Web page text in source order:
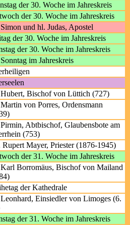
der 30. Woche im Jahreskreis
der 30. Woche im Jahreskreis
und hl. Judas, Apostel
der 30. Woche im Jahreskreis
der 30. Woche im Jahreskreis
im Jahreskreis
Bischof von Lüttich (727)
von Porres, Ordensmann
Abtbischof, Glaubensbote am
(753)
Rupert Mayer, Priester (1876-1945)
der 31. Woche im Jahreskreis
Borromäus, Bischof von Mailand
der Kathedrale
Einsiedler von Limoges (6.
der 31. Woche im Jahreskreis